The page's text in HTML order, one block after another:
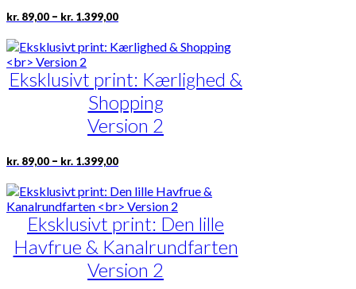
kr. 89,00 – kr. 1.399,00Prisinterval:
til
kr. 1.399,00
Dette
har
varianter.
Mulighederne
kan
vælges
på
Eksklusivt print: Kærlighed &
Shopping
Version 2
kr. 89,00 – kr. 1.399,00Prisinterval:
kr. 1.399,00
Dette
har
flere
varianter.
Mulighederne
kan
vælges
på
Eksklusivt print: Den lille
Havfrue & Kanalrundfarten
Version 2